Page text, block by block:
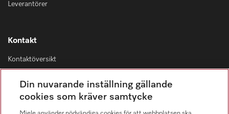
Leverantörer
Kontakt
Kontaktöversikt
08-562 29 800
Din nuvarande inställning gällande
cookies som kräver samtycke